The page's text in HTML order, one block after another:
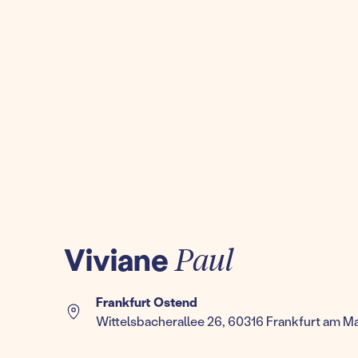
VivianePaul
Frankfurt Ostend
Wittelsbacherallee 26, 60316 Frankfurt am